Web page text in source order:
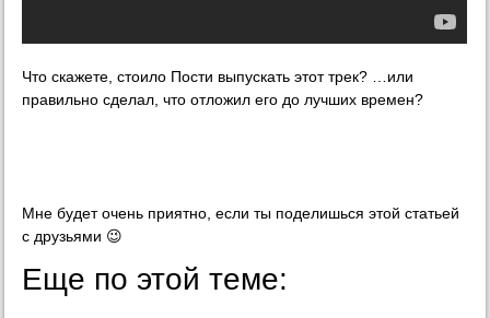
Что скажете, стоило Пости выпускать этот трек? …или
правильно сделал, что отложил его до лучших времен?
Мне будет очень приятно, если ты поделишься этой статьей
с друзьями 😉
Еще по этой теме: